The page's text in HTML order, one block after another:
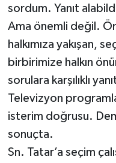
sordum. Yanıt
Ama önemli değil.
halkımıza yakışan,
birbirimize halkın
sorulara karşılıklı
Televizyon
isterim doğrusu.
sonuçta.
Sn. Tatar’a seçim